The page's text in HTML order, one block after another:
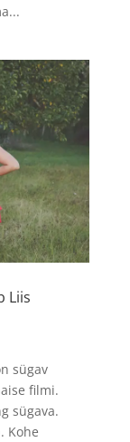
Liis
sügav
filmi.
sügava.
Kohe